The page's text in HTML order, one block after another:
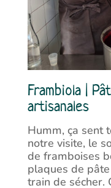
Frambiola |
artisanales
Humm, ça sent
notre visite, le
de framboises
plaques de
train de sécher.